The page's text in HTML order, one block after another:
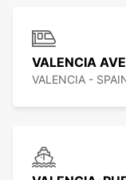
VALENCIA AVE
VALENCIA -